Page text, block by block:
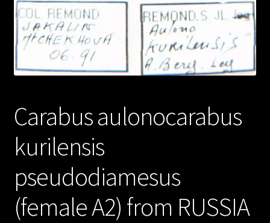
Carabus aulonocarabus
kurilensis
pseudodiamesus
(female A2) from RUSSIA